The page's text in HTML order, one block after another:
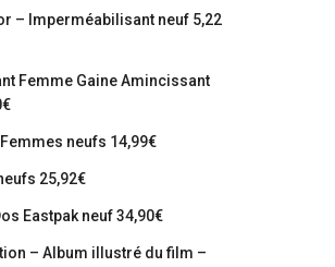
– Imperméabilisant neuf 5,22
Femme Gaine Amincissant
neufs 14,99€
25,92€
Eastpak neuf 34,90€
– Album illustré du film –